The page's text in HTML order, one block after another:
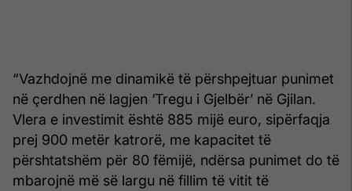
“Vazhdojnë me dinamikë të përshpejtuar punimet
në çerdhen në lagjen ‘Tregu i Gjelbër’ në Gjilan.
Vlera e investimit është 885 mijë euro, sipërfaqja
prej 900 metër katrorë, me kapacitet të
përshtatshëm për 80 fëmijë, ndërsa punimet do të
mbarojnë më së largu në fillim të vitit të